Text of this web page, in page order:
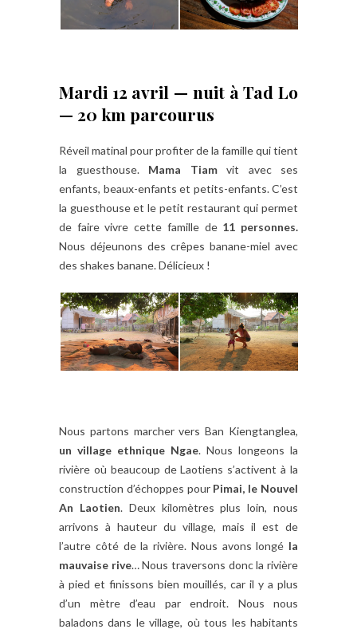
Mardi 12 avril — nuit à Tad Lo
— 20 km parcourus
Réveil matinal pour profiter de la famille qui tient
la guesthouse. Mama Tiamvit avec ses
enfants, beaux-enfants et petits-enfants. C’est
la guesthouse et le petit restaurant qui permet
de faire vivre cette famille de 11 personnes.
Nous déjeunons des crêpes banane-miel avec
des shakes banane. Délicieux !
Nous partons marcher vers Ban Kiengtanglea,
un village ethnique Ngae. Nous longeons la
rivière où beaucoup de Laotiens s’activent à la
construction d’échoppes pour Pimai, le Nouvel
An Laotien. Deux kilomètres plus loin, nous
arrivons à hauteur du village, mais il est de
l’autre côté de la rivière. Nous avons longé la
mauvaise rive… Nous traversons donc la rivière
à pied et finissons bien mouillés, car il y a plus
d’un mètre d’eau par endroit. Nous nous
baladons dans le village, où tous les habitants